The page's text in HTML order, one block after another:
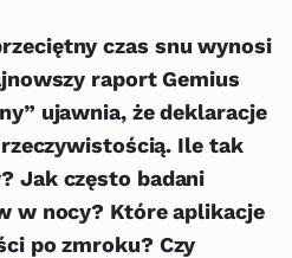
czas snu wynosi
raport Gemius
ujawnia, że deklaracje
Ile tak
Jak często badani
w nocy? Które aplikacje
po zmroku? Czy